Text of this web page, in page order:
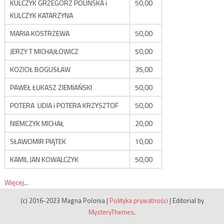
KULCZYK GRZEGORZ POLIŃSKA i
KULCZYK KATARZYNA
50,00
MARIA KOSTRZEWA
50,00
JERZY T MICHAJŁOWICZ
50,00
KOZIOŁ BOGUSŁAW
35,00
PAWEŁ ŁUKASZ ZIEMIAŃSKI
50,00
POTERA LIDIA i POTERA KRZYSZTOF
50,00
NIEMCZYK MICHAŁ
20,00
SŁAWOMIR PIĄTEK
10,00
KAMIL JAN KOWALCZYK
50,00
Więcej...
(c) 2016-2023 Magna Polonia | Polityka prywatności | Editorial by
MysteryThemes.